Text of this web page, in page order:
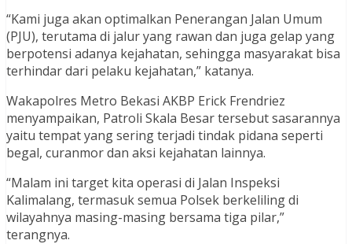
“Kami juga akan optimalkan Penerangan Jalan Umum
(PJU), terutama di jalur yang rawan dan juga gelap yang
berpotensi adanya kejahatan, sehingga masyarakat bisa
terhindar dari pelaku kejahatan,” katanya.
Wakapolres Metro Bekasi AKBP Erick Frendriez
menyampaikan, Patroli Skala Besar tersebut sasarannya
yaitu tempat yang sering terjadi tindak pidana seperti
begal, curanmor dan aksi kejahatan lainnya.
“Malam ini target kita operasi di Jalan Inspeksi
Kalimalang, termasuk semua Polsek berkeliling di
wilayahnya masing-masing bersama tiga pilar,”
terangnya.